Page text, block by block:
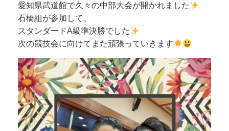
愛知県武道館で久々の中部大会が開かれました
石橋組が参加して、
スタンダードA級準決勝でした
次の競技会に向けてまた頑張っていきます